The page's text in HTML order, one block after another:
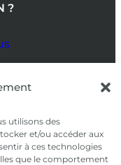
utilisons des
et/ou accéder aux
à ces technologies
que le comportement
?